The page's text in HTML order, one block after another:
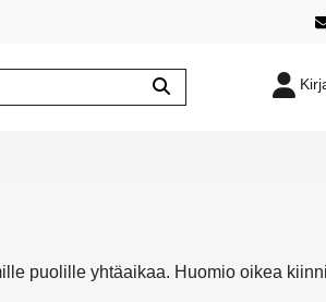
puolille yhtäaikaa. Huomio oikea